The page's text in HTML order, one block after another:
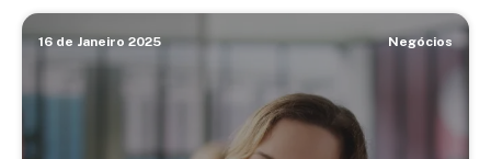
16 de Janeiro 2025 Negócios